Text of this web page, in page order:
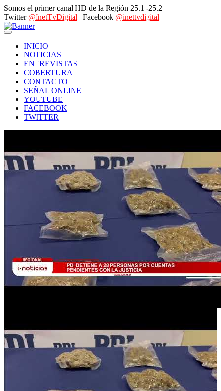
Somos el primer canal HD de la Región 25.1 -25.2
Twitter @InetTvDigital | Facebook @inettvdigital
INICIO
NOTICIAS
ENTREVISTAS
COBERTURA
CONTACTO
SEÑAL ONLINE
YOUTUBE
FACEBOOK
TWITTER